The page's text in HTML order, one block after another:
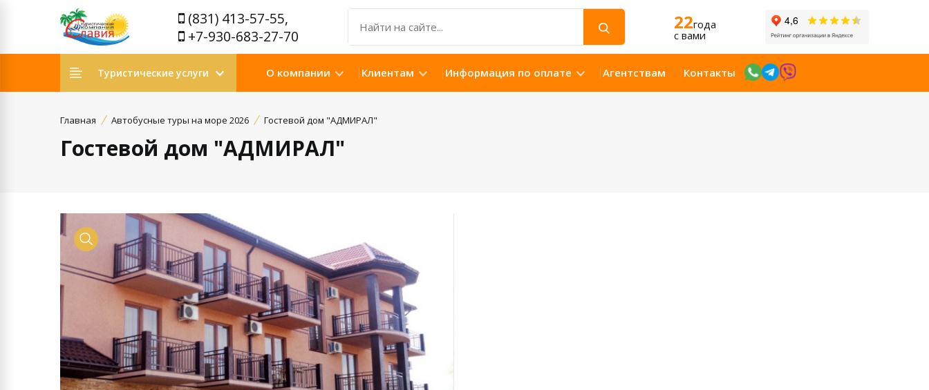
(831) 413-57-55,
+7-930-683-27-70
22года
c вами
Туристические услуги О компании Клиентам Информация по оплате Агентствам Контакты
Главная Автобусные туры на море 2026 Гостевой дом "АДМИРАЛ"
Гостевой дом "АДМИРАЛ"
Просмотр